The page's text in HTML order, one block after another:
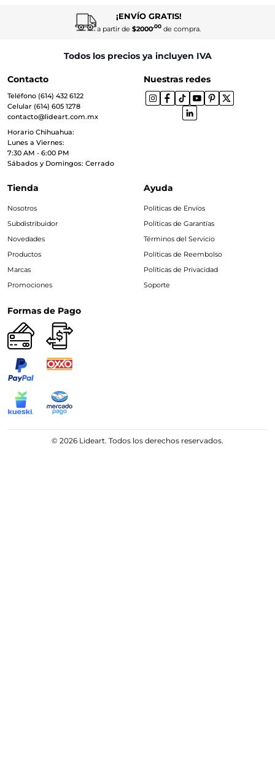
¡ENVÍO GRATIS!
a partir de $2000.00de compra.
Todos los precios ya incluyen IVA
Contacto
Teléfono (614) 432 6122
Celular (614) 605 1278
contacto@lideart.com.mx
Horario Chihuahua:
Lunes a Viernes:
7:30 AM - 6:00 PM
Sábados y Domingos: Cerrado
Nuestras redes
Tienda
Nosotros
Subdistribuidor
Novedades
Productos
Marcas
Promociones
Ayuda
Políticas de Envíos
Políticas de Garantías
Términos del Servicio
Políticas de Reembolso
Políticas de Privacidad
Soporte
Formas de Pago
© 2026 Lideart. Todos los derechos reservados.